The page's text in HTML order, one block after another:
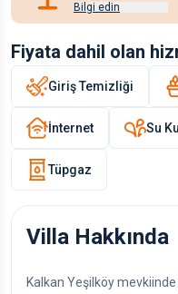
Bilgi edin
Fiyata dahil olan
Giriş Temizliği
İnternet Su
Tüpgaz
Villa Hakkında
Kalkan Yeşilköy